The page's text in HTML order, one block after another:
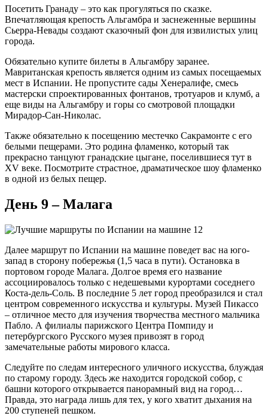
Посетить Гранаду – это как прогуляться по сказке.
Впечатляющая крепость Альгамбра и заснеженные вершины
Сьерра-Невады создают сказочный фон для извилистых улиц
города.
Обязательно купите билеты в Альгамбру заранее.
Мавританская крепость является одним из самых посещаемых
мест в Испании. Не пропустите сады Хенералифе, смесь
мастерски спроектированных фонтанов, тротуаров и клумб, а
еще виды на Альгамбру и горы со смотровой площадки
Мирадор-Сан-Николас.
Также обязательно к посещению местечко Сакрамонте с его
белыми пещерами. Это родина фламенко, который так
прекрасно танцуют гранадские цыгане, поселившиеся тут в
XV веке. Посмотрите страстное, драматическое шоу фламенко
в одной из белых пещер.
День 9 – Малага
Далее маршрут по Испании на машине поведет вас на юго-
запад в сторону побережья (1,5 часа в пути). Остановка в
портовом городе Малага. Долгое время его название
ассоциировалось только с недешевыми курортами соседнего
Коста-дель-Соль. В последние 5 лет город преобразился и стал
центром современного искусства и культуры. Музей Пикассо
– отличное место для изучения творчества местного мальчика
Пабло. А филиалы парижского Центра Помпиду и
петербургского Русского музея привозят в город
замечательные работы мирового класса.
Следуйте по следам интересного уличного искусства, блуждая
по старому городу. Здесь же находится городской собор, с
башни которого открывается панорамный вид на город…
Правда, это награда лишь для тех, у кого хватит дыхания на
200 ступеней пешком.